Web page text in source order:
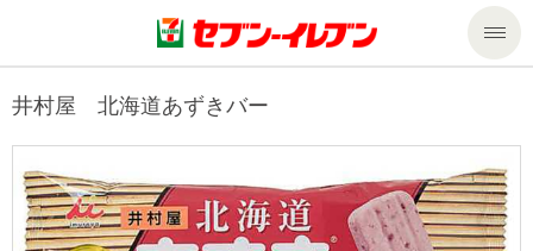
商品のご案内
商品のご案内トップ
今週の新商品
セール・キャンペーン
サービス
井村屋 北海道あずきバー